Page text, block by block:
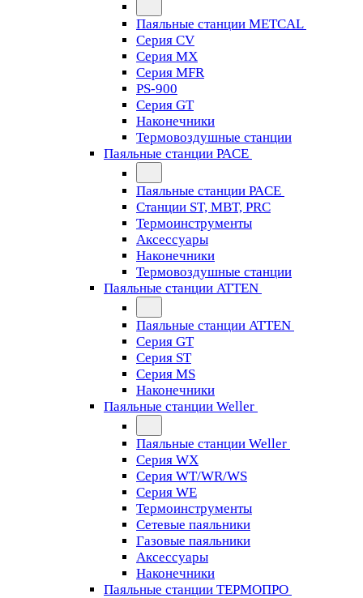
Паяльные станции METCAL
Серия CV
Серия MX
Серия MFR
PS-900
Серия GT
Наконечники
Термовоздушные станции
Паяльные станции PACE
Паяльные станции PACE
Станции ST, MBT, PRC
Термоинструменты
Аксессуары
Наконечники
Термовоздушные станции
Паяльные станции ATTEN
Паяльные станции ATTEN
Серия GT
Серия ST
Серия MS
Наконечники
Паяльные станции Weller
Паяльные станции Weller
Серия WX
Серия WT/WR/WS
Серия WE
Термоинструменты
Сетевые паяльники
Газовые паяльники
Аксессуары
Наконечники
Паяльные станции ТЕРМОПРО